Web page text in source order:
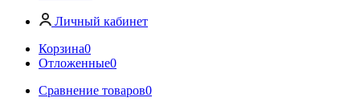
Личный кабинет
Корзина0
Отложенные0
Сравнение товаров0